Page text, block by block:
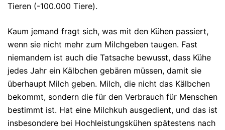
Tieren (-100.000 Tiere).
Kaum jemand fragt sich, was mit den Kühen passiert,
wenn sie nicht mehr zum Milchgeben taugen. Fast
niemandem ist auch die Tatsache bewusst, dass Kühe
jedes Jahr ein Kälbchen gebären müssen, damit sie
überhaupt Milch geben. Milch, die nicht das Kälbchen
bekommt, sondern die für den Verbrauch für Menschen
bestimmt ist. Hat eine Milchkuh ausgedient, und das ist
insbesondere bei Hochleistungskühen spätestens nach